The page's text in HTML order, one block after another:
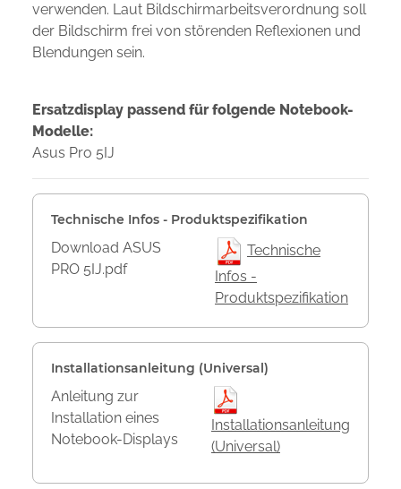
verwenden. Laut Bildschirmarbeitsverordnung soll
der Bildschirm frei von störenden Reflexionen und
Blendungen sein.
Ersatzdisplay passend für folgende Notebook-
Modelle:
Asus Pro 5IJ
Technische Infos - Produktspezifikation
Download ASUS
PRO 5IJ.pdf
Technische
Infos -
Produktspezifikation
Installationsanleitung (Universal)
Anleitung zur
Installation eines
Notebook-Displays
Installationsanleitung
(Universal)